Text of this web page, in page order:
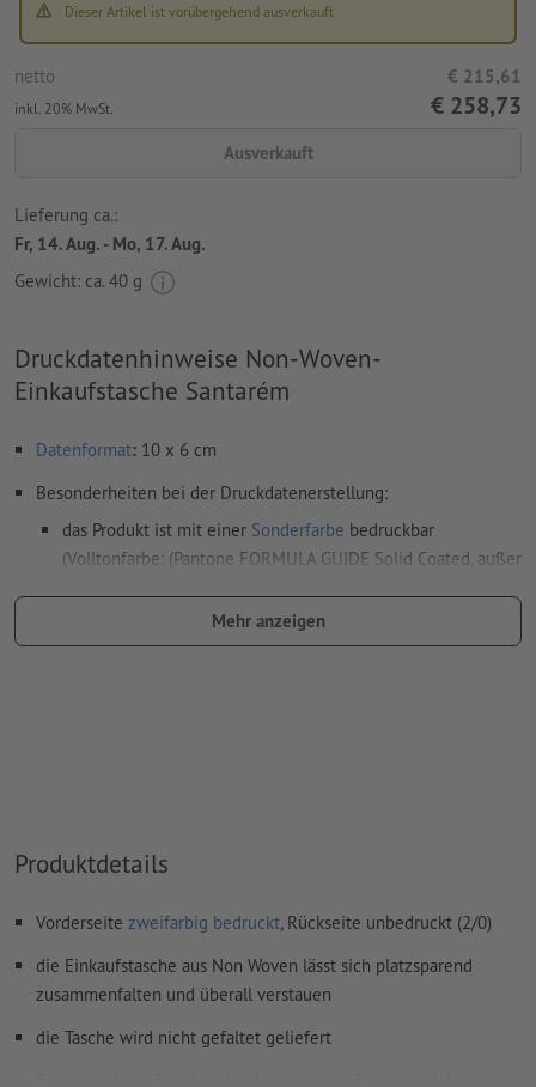
Dieser Artikel ist vorübergehend ausverkauft
netto € 215,61
inkl. 20% MwSt. € 258,73
Ausverkauft
Lieferung ca.:
Fr, 14. Aug. - Mo, 17. Aug.
Gewicht: ca. 40 g
Druckdatenhinweise Non-Woven-
Einkaufstasche Santarém
Datenformat: 10 x 6 cm
Besonderheiten bei der Druckdatenerstellung:
das Produkt ist mit einer Sonderfarbe bedruckbar
(Volltonfarbe: (Pantone FORMULA GUIDE Solid Coated, außer
das Trägermaterial kann beimDruck mit weißer Farbe
Wie lege ich Druckdaten richtig an?
Mehr anzeigen
Produktdetails
Vorderseite zweifarbig bedruckt, Rückseite unbedruckt (2/0)
die Einkaufstasche aus Non Woven lässt sich platzsparend
zusammenfalten und überall verstauen
die Tasche wird nicht gefaltet geliefert